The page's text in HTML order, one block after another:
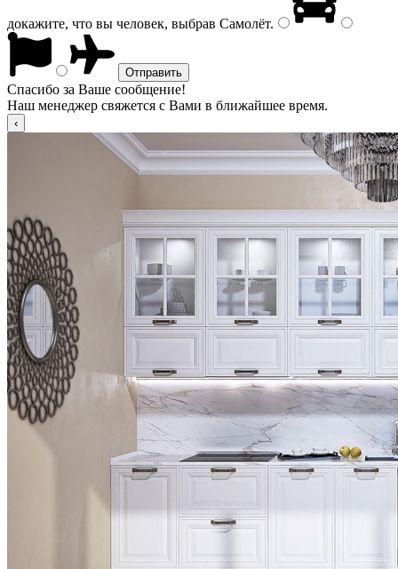
докажите, что вы человек, выбрав Самолёт.
Спасибо за Ваше сообщение!
Наш менеджер свяжется с Вами в ближайшее время.